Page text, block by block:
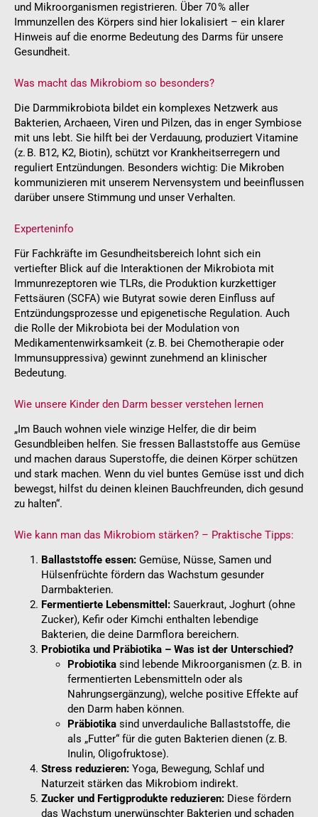
und Mikroorganismen registrieren. Über 70 % aller
Immunzellen des Körpers sind hier lokalisiert – ein klarer
Hinweis auf die enorme Bedeutung des Darms für unsere
Gesundheit.
Was macht das Mikrobiom so besonders?
Die Darmmikrobiota bildet ein komplexes Netzwerk aus
Bakterien, Archaeen, Viren und Pilzen, das in enger Symbiose
mit uns lebt. Sie hilft bei der Verdauung, produziert Vitamine
(z. B. B12, K2, Biotin), schützt vor Krankheitserregern und
reguliert Entzündungen. Besonders wichtig: Die Mikroben
kommunizieren mit unserem Nervensystem und beeinflussen
darüber unsere Stimmung und unser Verhalten.
Experteninfo
Für Fachkräfte im Gesundheitsbereich lohnt sich ein
vertiefter Blick auf die Interaktionen der Mikrobiota mit
Immunrezeptoren wie TLRs, die Produktion kurzkettiger
Fettsäuren (SCFA) wie Butyrat sowie deren Einfluss auf
Entzündungsprozesse und epigenetische Regulation. Auch
die Rolle der Mikrobiota bei der Modulation von
Medikamentenwirksamkeit (z. B. bei Chemotherapie oder
Immunsuppressiva) gewinnt zunehmend an klinischer
Bedeutung.
Wie unsere Kinder den Darm besser verstehen lernen
„Im Bauch wohnen viele winzige Helfer, die dir beim
Gesundbleiben helfen. Sie fressen Ballaststoffe aus Gemüse
und machen daraus Superstoffe, die deinen Körper schützen
und stark machen. Wenn du viel buntes Gemüse isst und dich
bewegst, hilfst du deinen kleinen Bauchfreunden, dich gesund
zu halten“.
Wie kann man das Mikrobiom stärken? – Praktische Tipps:
Ballaststoffe essen:Gemüse, Nüsse, Samen und
Hülsenfrüchte fördern das Wachstum gesunder
Darmbakterien.
Fermentierte Lebensmittel:Sauerkraut, Joghurt (ohne
Zucker), Kefir oder Kimchi enthalten lebendige
Bakterien, die deine Darmflora bereichern.
Probiotika und Präbiotika – Was ist der Unterschied?
Probiotika sind lebende Mikroorganismen (z. B. in
fermentierten Lebensmitteln oder als
Nahrungsergänzung), welche positive Effekte auf
den Darm haben können.
Präbiotika sind unverdauliche Ballaststoffe, die
als „Futter“ für die guten Bakterien dienen (z. B.
Inulin, Oligofruktose).
Stress reduzieren:Yoga, Bewegung, Schlaf und
Naturzeit stärken das Mikrobiom indirekt.
Zucker und Fertigprodukte reduzieren:Diese fördern
das Wachstum unerwünschter Bakterien und schaden